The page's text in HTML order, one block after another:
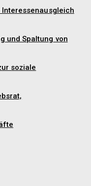
und Spaltung von
soziale